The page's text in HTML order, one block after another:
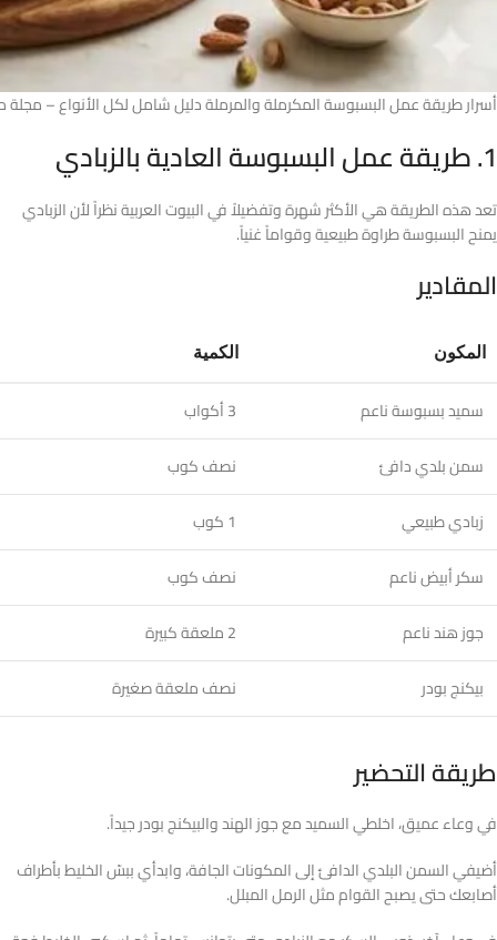
أسرار طريقة عمل البسبوسة المكرملة والمرملة دليل شامل لكل الأنواع –
1. طريقة عمل البسبوسة العادية بالزبادي
تعد هذه الطريقة هي الأكثر شهرة وتفضيلاً في البيوت العربية نظراً لأن الزبادي
يمنح البسبوسة طراوة طبيعية وقواماً غنياً.
المقادير
المكون الكمية
سميد بسبوسة ناعم
3 أكواب
سمن بلدي دافئ
نصف كوب
زبادي طبيعي
1 كوب
سكر أبيض ناعم
نصف كوب
جوز هند ناعم
2 ملعقة كبيرة
بيكنج بودر
نصف ملعقة صغيرة
طريقة التحضير
في وعاء عميق، اخلطي السميد مع جوز الهند والبيكنج بودر جيداً.
أضيفي السمن البلدي الدافئ إلى المكونات الجافة، وابدأي ببسّ الخليط بأطراف
أصابعك حتى يصبح القوام مثل الرمل المبلل.